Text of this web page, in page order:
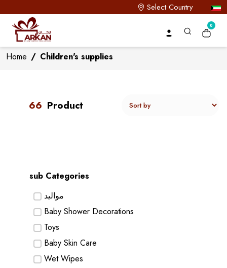
Select Country
0
Home / Children's supplies
66 Product
sub Categories
مواليد
Baby Shower Decorations
Toys
Baby Skin Care
Wet Wipes